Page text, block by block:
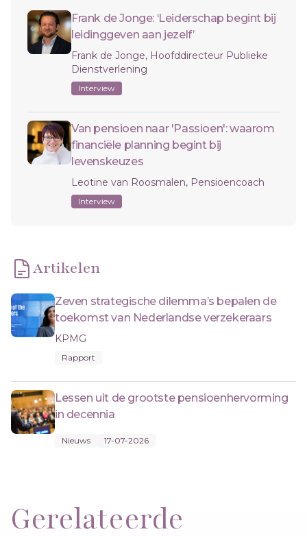
Frank de Jonge: ‘Leiderschap begint bij
leidinggeven aan jezelf’
Frank de Jonge, Hoofddirecteur Publieke
Dienstverlening
Interview
Van pensioen naar 'Passioen': waarom
financiële planning begint bij
levenskeuzes
Leotine van Roosmalen, Pensioencoach
Interview
Artikelen
Zeven strategische dilemma’s bepalen de
toekomst van Nederlandse verzekeraars
KPMG
Rapport
Lessen uit de grootste pensioenhervorming
in decennia
Nieuws 17-07-2026
Gerelateerde